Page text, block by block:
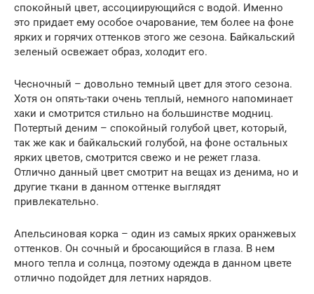
спокойный цвет, ассоциирующийся с водой. Именно
это придает ему особое очарование, тем более на фоне
ярких и горячих оттенков этого же сезона. Байкальский
зеленый освежает образ, холодит его.
Чесночный – довольно темный цвет для этого сезона.
Хотя он опять-таки очень теплый, немного напоминает
хаки и смотрится стильно на большинстве модниц.
Потертый деним – спокойный голубой цвет, который,
так же как и байкальский голубой, на фоне остальных
ярких цветов, смотрится свежо и не режет глаза.
Отлично данный цвет смотрит на вещах из денима, но и
другие ткани в данном оттенке выглядят
привлекательно.
Апельсиновая корка – один из самых ярких оранжевых
оттенков. Он сочный и бросающийся в глаза. В нем
много тепла и солнца, поэтому одежда в данном цвете
отлично подойдет для летних нарядов.